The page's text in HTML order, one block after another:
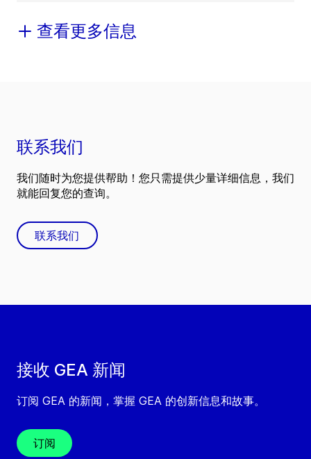
查看更多信息
接收 GEA 新闻
订阅 GEA 的新闻，掌握 GEA 的创新信息和故事。
订阅
联系我们
我们随时为您提供帮助！您只需提供少量详细信息，我们
就能回复您的查询。
联系我们